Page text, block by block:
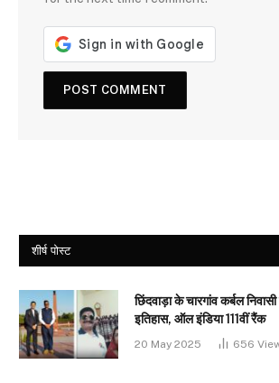
शीर्ष पोस्ट
छिंदवाड़ा के चारगांव कर्बल
इतिहास, ऑल इंडिया 111वीं रैंक
20 May 2025 656